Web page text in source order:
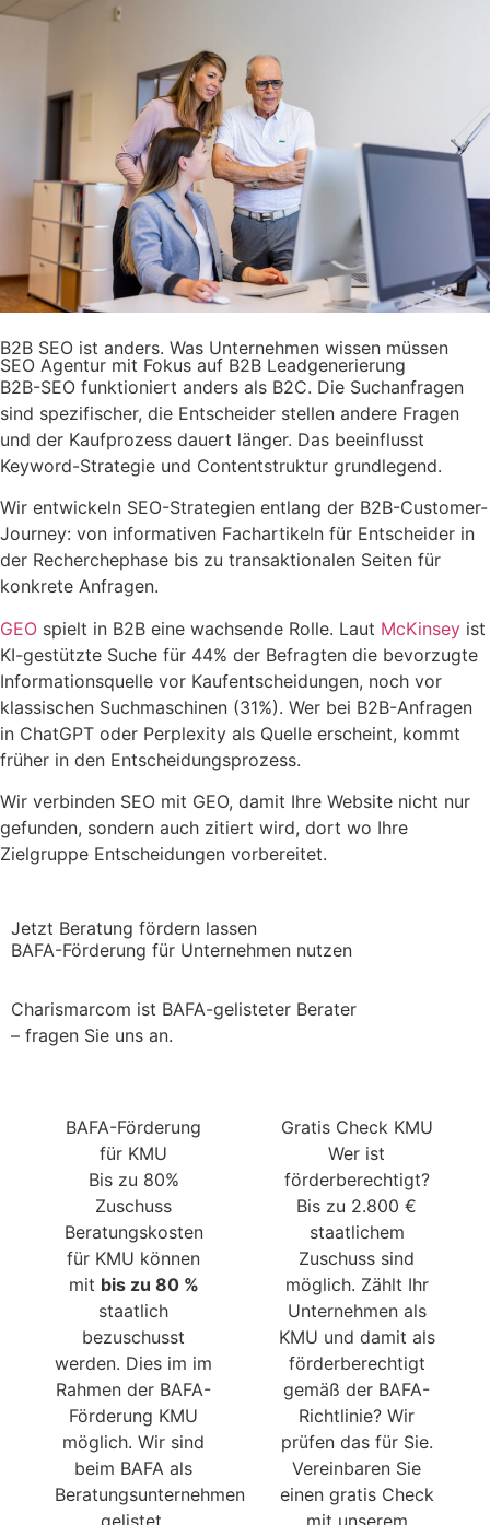
B2B SEO ist anders. Was Unternehmen wissen müssen
SEO Agentur mit Fokus auf B2B Leadgenerierung
B2B-SEO funktioniert anders als B2C. Die Suchanfragen
sind spezifischer, die Entscheider stellen andere Fragen
und der Kaufprozess dauert länger. Das beeinflusst
Keyword-Strategie und Contentstruktur grundlegend.
Wir entwickeln SEO-Strategien entlang der B2B-Customer-
Journey: von informativen Fachartikeln für Entscheider in
der Recherchephase bis zu transaktionalen Seiten für
konkrete Anfragen.
GEO spielt in B2B eine wachsende Rolle. Laut McKinsey ist
KI-gestützte Suche für 44% der Befragten die bevorzugte
Informationsquelle vor Kaufentscheidungen, noch vor
klassischen Suchmaschinen (31%). Wer bei B2B-Anfragen
in ChatGPT oder Perplexity als Quelle erscheint, kommt
früher in den Entscheidungsprozess.
Wir verbinden SEO mit GEO, damit Ihre Website nicht nur
gefunden, sondern auch zitiert wird, dort wo Ihre
Zielgruppe Entscheidungen vorbereitet.
Jetzt Beratung fördern lassen
BAFA-Förderung für Unternehmen nutzen
Charismarcom ist BAFA-gelisteter Berater
– fragen Sie uns an.
BAFA-Förderung
für KMU
Bis zu 80%
Zuschuss
Beratungskosten
für KMU können
mit bis zu 80 %
staatlich
bezuschusst
werden. Dies im im
Rahmen der BAFA-
Förderung KMU
möglich. Wir sind
beim BAFA als
Beratungsunternehmen
Gratis Check KMU
Wer ist
förderberechtigt?
Bis zu 2.800 €
staatlichem
Zuschuss sind
möglich. Zählt Ihr
Unternehmen als
KMU und damit als
förderberechtigt
gemäß der BAFA-
Richtlinie? Wir
prüfen das für Sie.
Vereinbaren Sie
einen gratis Check